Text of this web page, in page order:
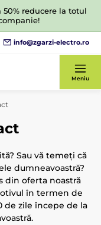
50% reducere la totul
info@zgarzi-electro.ro
Meniu
Sau vă temeți că
dumneavoastră?
din oferta noastră
în termen de
de zile începe de la